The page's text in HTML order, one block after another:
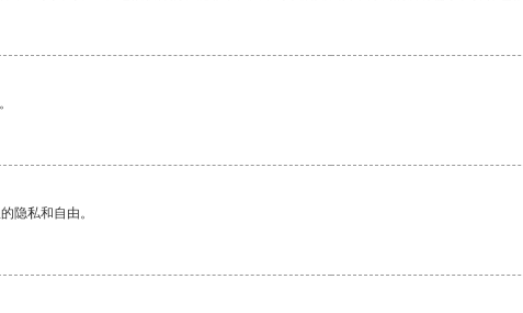
隐私和自由。